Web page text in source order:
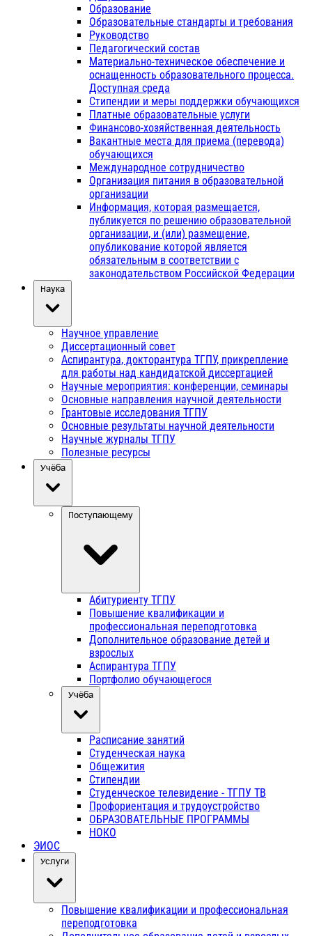
Образование
Образовательные стандарты и требования
Руководство
Педагогический состав
Материально-техническое обеспечение и
оснащенность образовательного процесса.
Доступная среда
Стипендии и меры поддержки обучающихся
Платные образовательные услуги
Финансово-хозяйственная деятельность
Вакантные места для приема (перевода)
обучающихся
Международное сотрудничество
Организация питания в образовательной
организации
Информация, которая размещается,
публикуется по решению образовательной
организации, и (или) размещение,
опубликование которой является
обязательным в соответствии с
законодательством Российской Федерации
Наука
Научное управление
Диссертационный совет
Аспирантура, докторантура ТГПУ, прикрепление
для работы над кандидатской диссертацией
Научные мероприятия: конференции, семинары
Основные направления научной деятельности
Грантовые исследования ТГПУ
Основные результаты научной деятельности
Научные журналы ТГПУ
Полезные ресурсы
Учёба
Поступающему
Абитуриенту ТГПУ
Повышение квалификации и
профессиональная переподготовка
Дополнительное образование детей и
взрослых
Аспирантура ТГПУ
Портфолио обучающегося
Учёба
Расписание занятий
Студенческая наука
Общежития
Стипендии
Студенческое телевидение - ТГПУ ТВ
Профориентация и трудоустройство
ОБРАЗОВАТЕЛЬНЫЕ ПРОГРАММЫ
НОКО
ЭИОС
Услуги
Повышение квалификации и профессиональная
переподготовка